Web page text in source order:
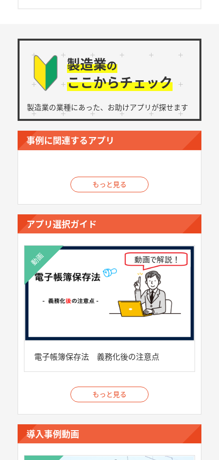
製造業の
ここからチェック
製造業の業種にあった、 お助けアプリが探せます
事例に関連するアプリ
もっと見る
アプリ選択ガイド
動画
電子帳簿保存法 義務化後の注意点
もっと見る
導入事例動画